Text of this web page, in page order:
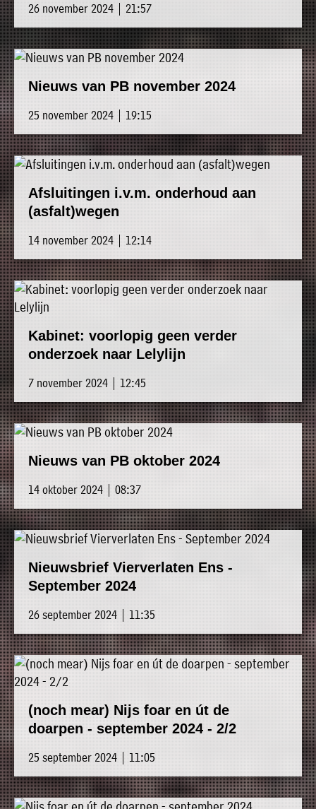
26 november 2024 | 21:57
Nieuws van PB november 2024
25 november 2024 | 19:15
Afsluitingen i.v.m. onderhoud aan
(asfalt)wegen
14 november 2024 | 12:14
Kabinet: voorlopig geen verder
onderzoek naar Lelylijn
7 november 2024 | 12:45
Nieuws van PB oktober 2024
14 oktober 2024 | 08:37
Nieuwsbrief Vierverlaten Ens -
September 2024
26 september 2024 | 11:35
(noch mear) Nijs foar en út de
doarpen - september 2024 - 2/2
25 september 2024 | 11:05